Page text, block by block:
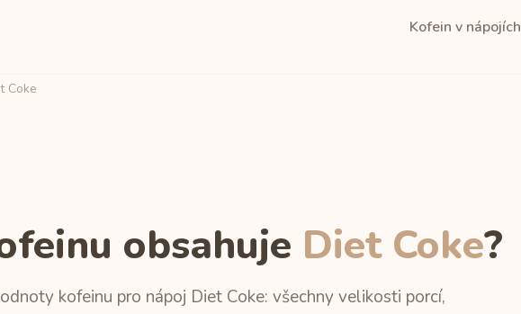
Kofein v nápojích
Coke
obsahuje Diet Coke?
kofeinu pro nápoj Diet Coke: všechny velikosti porcí,